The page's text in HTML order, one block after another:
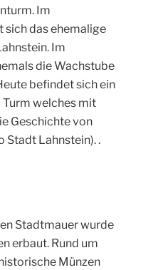
Im
sich das ehemalige
Im
die Wachstube
befindet sich ein
welches mit
Geschichte von
Stadt Lahnstein). .
Stadtmauer wurde
erbaut. Rund um
Münzen